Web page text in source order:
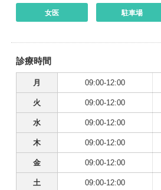
女医 駐車場
診療時間
月 09:00-12:00
火 09:00-12:00
水 09:00-12:00
木 09:00-12:00
金 09:00-12:00
土 09:00-12:00